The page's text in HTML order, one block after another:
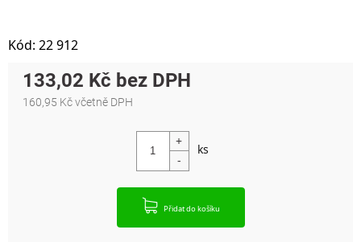
133,02 Kč
160,95 Kč včetně DPH
Přidat do košíku
Kód: 22 912